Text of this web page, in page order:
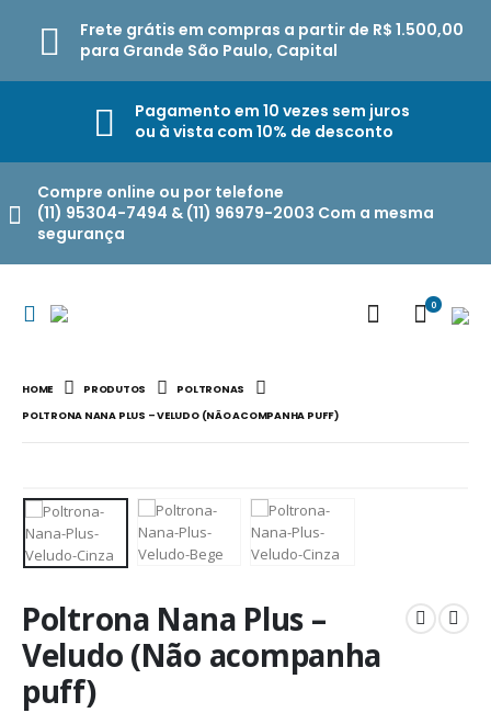
Frete grátis em compras a partir de R$ 1.500,00
para Grande São Paulo, Capital
Pagamento em 10 vezes sem juros
ou à vista com 10% de desconto
Compre online ou por telefone
(11) 95304-7494 & (11) 96979-2003 Com a mesma
segurança
0
HOME PRODUTOS
POLTRONAS
POLTRONA NANA PLUS – VELUDO (NÃO ACOMPANHA PUFF)
Poltrona Nana Plus –
Veludo (Não acompanha
puff)